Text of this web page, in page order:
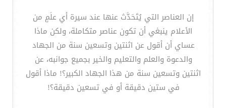
إن العناصر التي يُتَحَدَّث عنها عند سيرة أي علَمٍ من
الأعلام ينبغي أن تكون عناصر متكاملة، ولكن ماذا
عساي أن أقول عن اثنتين وتسعين سنة من الجهاد
والدعوة والعلم والتعليم والخير بجميع جوانبه، عن
اثنتين وتسعين سنة من هذا الجهاد الكبير؟! ماذا أقول
في ستين دقيقة أو في تسعين دقيقة؟!